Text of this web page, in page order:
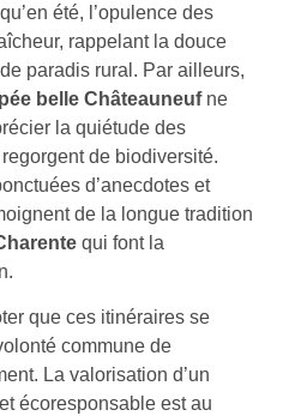
été, l’opulence des
rappelant la douce
paradis rural. Par ailleurs,
belle Châteauneufne
la quiétude des
de biodiversité.
d’anecdotes et
de la longue tradition
qui font la
que ces itinéraires se
commune de
La valorisation d’un
écoresponsable est au